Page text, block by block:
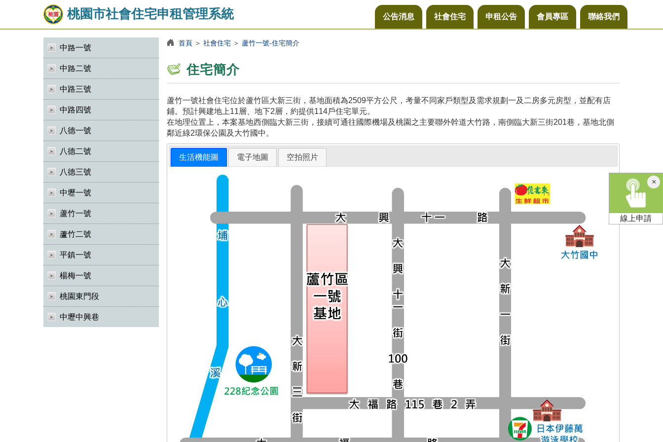
桃園市社會住宅申租管理系統 公告消息 社會住宅 申租公告 會員專區 聯絡我們
中路一號
中路二號
中路三號
中路四號
八德一號
八德二號
八德三號
中壢一號
蘆竹一號
蘆竹二號
平鎮一號
楊梅一號
桃園東門段
中壢中興巷
首頁＞ 社會住宅＞ 蘆竹一號-住宅簡介
住宅簡介
蘆竹一號社會住宅位於蘆竹區大新三街，基地面積為2509平方公尺，考量不同家戶類型及需求規劃一及二房多元房型，並配有店
鋪。預計興建地上11層、地下2層，約提供114戶住宅單元。
在地理位置上，本案基地西側臨大新三街，接續可通往國際機場及桃園之主要聯外幹道大竹路，南側臨大新三街201巷，基地北側
鄰近綠2環保公園及大竹國中。
生活機能圖 電子地圖 空拍照片
×關
閉
線上申請